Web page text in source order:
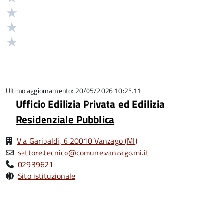
5
Ultimo aggiornamento: 20/05/2026 10:25.11
Ufficio Edilizia Privata ed Edilizia
Residenziale Pubblica
Via Garibaldi, 6 20010 Vanzago (MI)
settore.tecnico@comune.vanzago.mi.it
02939621
Sito istituzionale